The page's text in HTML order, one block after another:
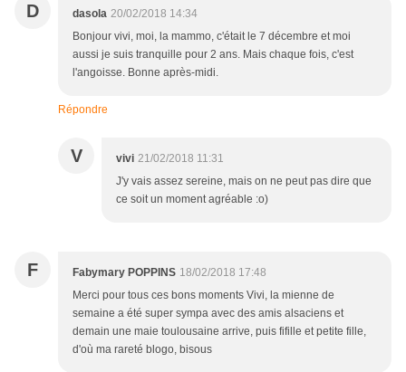
D dasola 20/02/2018 14:34
Bonjour vivi, moi, la mammo, c'était le 7 décembre et moi
aussi je suis tranquille pour 2 ans. Mais chaque fois, c'est
l'angoisse. Bonne après-midi.
Répondre
V vivi 21/02/2018 11:31
J'y vais assez sereine, mais on ne peut pas dire que
ce soit un moment agréable :o)
F Fabymary POPPINS 18/02/2018 17:48
Merci pour tous ces bons moments Vivi, la mienne de
semaine a été super sympa avec des amis alsaciens et
demain une maie toulousaine arrive, puis fifille et petite fille,
d'où ma rareté blogo, bisous